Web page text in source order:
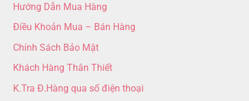
Hướng Dẫn Mua Hàng
Điều Khoản Mua – Bán Hàng
Chính Sách Bảo Mật
Khách Hàng Thân Thiết
K.Tra Đ.Hàng qua số điện thoại